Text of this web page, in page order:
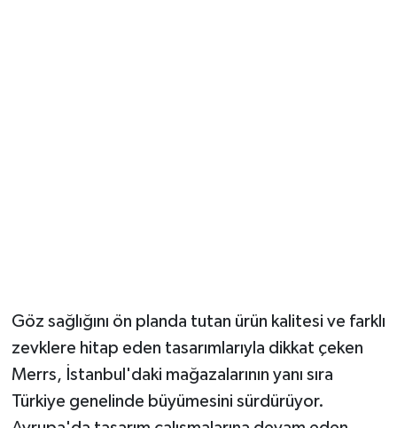
Göz sağlığını ön planda tutan ürün kalitesi ve farklı
zevklere hitap eden tasarımlarıyla dikkat çeken
Merrs, İstanbul'daki mağazalarının yanı sıra
Türkiye genelinde büyümesini sürdürüyor.